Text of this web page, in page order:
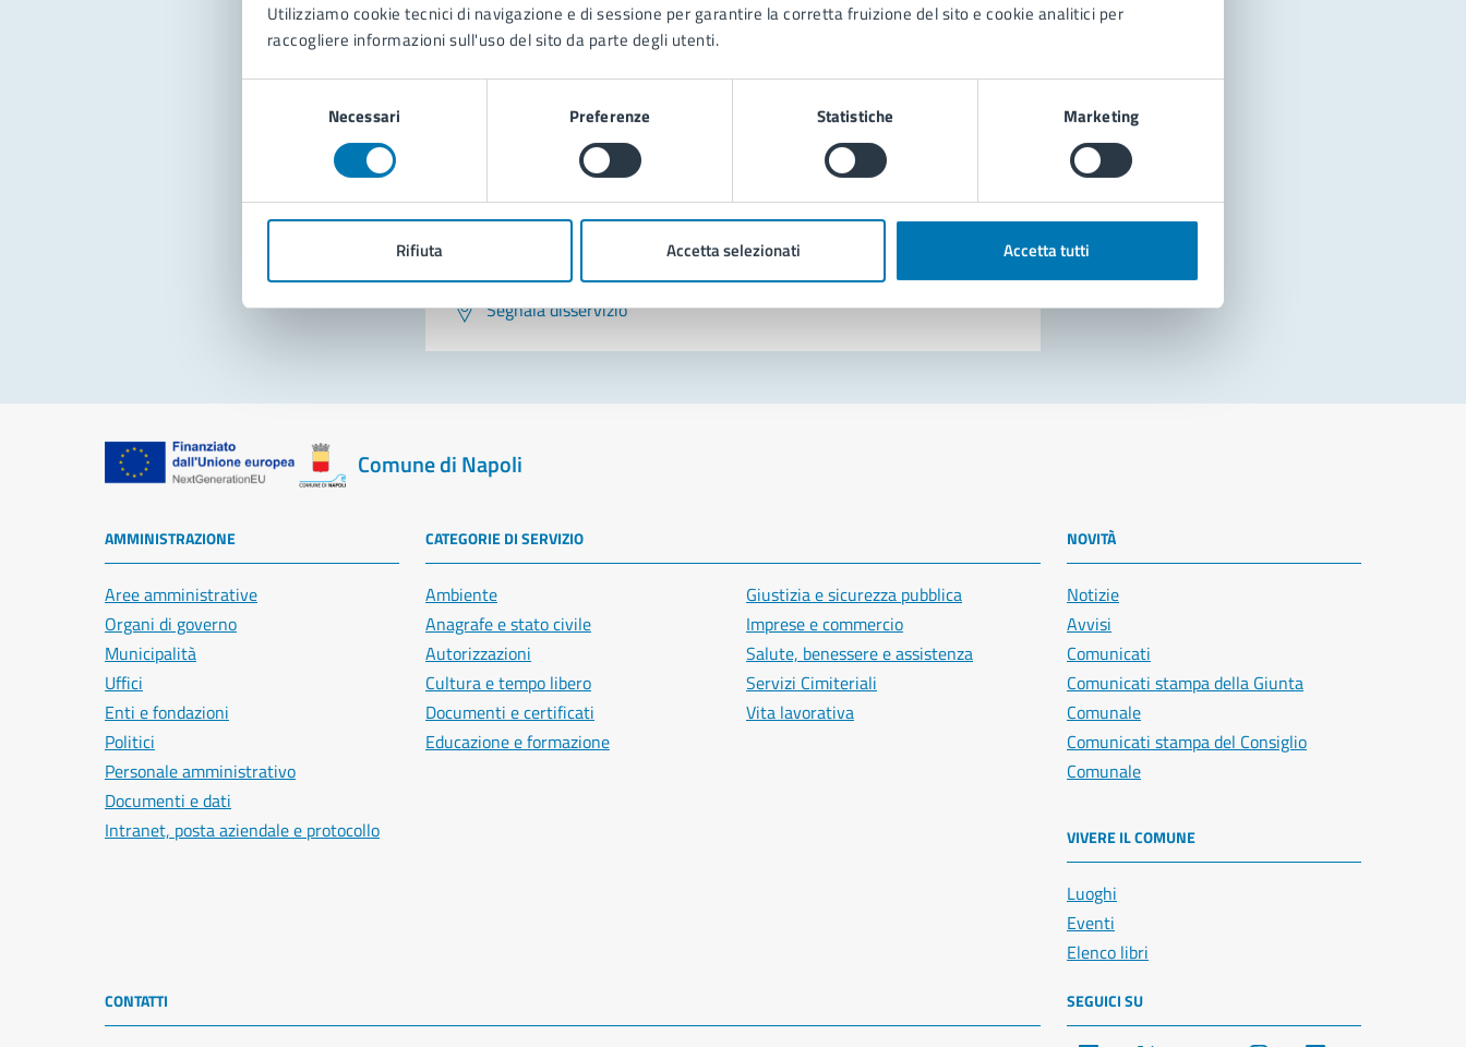
Utilizziamo cookie tecnici di navigazione e di sessione per garantire la corretta fruizione del sito e cookie analitici per
raccogliere informazioni sull'uso del sito da parte degli utenti.
Necessari Preferenze Statistiche Marketing
Rifiuta Accetta selezionati Accetta tutti
Leggi le domande frequenti
Richiedi assistenza
Prenota appuntamento
Segnala disservizio
Comune di Napoli
AMMINISTRAZIONE
Aree amministrative
Organi di governo
Municipalità
Uffici
Enti e fondazioni
Politici
Personale amministrativo
Documenti e dati
Intranet, posta aziendale e protocollo
CATEGORIE DI SERVIZIO
Ambiente
Anagrafe e stato civile
Autorizzazioni
Cultura e tempo libero
Documenti e certificati
Educazione e formazione
Giustizia e sicurezza pubblica
Imprese e commercio
Salute, benessere e assistenza
Servizi Cimiteriali
Vita lavorativa
NOVITÀ
Notizie
Avvisi
Comunicati
Comunicati stampa della Giunta
Comunale
Comunicati stampa del Consiglio
Comunale
VIVERE IL COMUNE
Luoghi
Eventi
Elenco libri
CONTATTI SEGUICI SU